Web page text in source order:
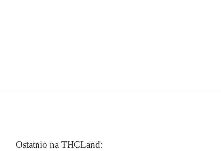
Ostatnio na THCLand: